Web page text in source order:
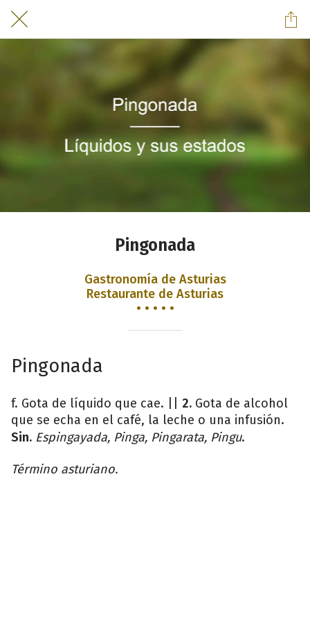
Pingonada
Gastronomía de Asturias
Restaurante de Asturias
• • • • •
Pingonada
f. Gota de líquido que cae. || 2. Gota de alcohol
que se echa en el café, la leche o una infusión.
Sin. Espingayada, Pinga, Pingarata, Pingu.
Término asturiano.